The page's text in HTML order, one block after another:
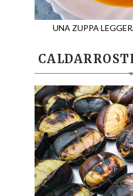
UNA ZUPPA